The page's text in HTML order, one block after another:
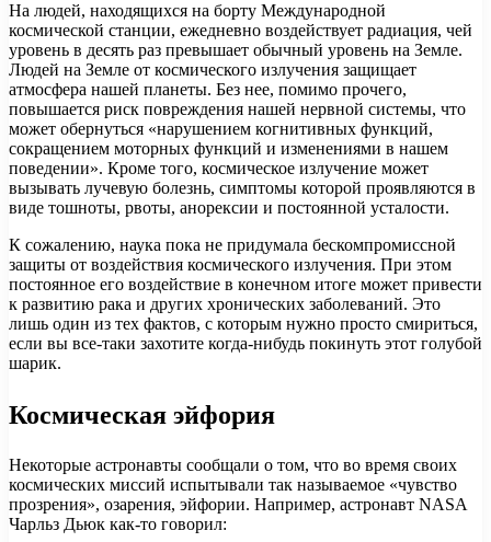
На людей, находящихся на борту Международной
космической станции, ежедневно воздействует радиация, чей
уровень в десять раз превышает обычный уровень на Земле.
Людей на Земле от космического излучения защищает
атмосфера нашей планеты. Без нее, помимо прочего,
повышается риск повреждения нашей нервной системы, что
может обернуться «нарушением когнитивных функций,
сокращением моторных функций и изменениями в нашем
поведении». Кроме того, космическое излучение может
вызывать лучевую болезнь, симптомы которой проявляются в
виде тошноты, рвоты, анорексии и постоянной усталости.
К сожалению, наука пока не придумала бескомпромиссной
защиты от воздействия космического излучения. При этом
постоянное его воздействие в конечном итоге может привести
к развитию рака и других хронических заболеваний. Это
лишь один из тех фактов, с которым нужно просто смириться,
если вы все-таки захотите когда-нибудь покинуть этот голубой
шарик.
Космическая эйфория
Некоторые астронавты сообщали о том, что во время своих
космических миссий испытывали так называемое «чувство
прозрения», озарения, эйфории. Например, астронавт NASA
Чарльз Дьюк как-то говорил: